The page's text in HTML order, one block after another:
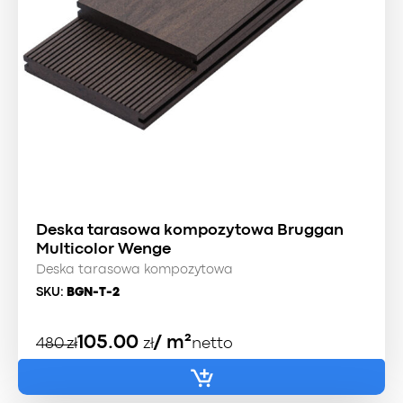
Deska tarasowa kompozytowa Bruggan
Multicolor Wenge
Deska tarasowa kompozytowa
SKU: BGN-T-2
480zł
Pierwotna
cena
105.00 zł
Aktualna
cena
/ m²netto